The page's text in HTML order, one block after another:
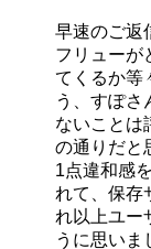
早速のご返
フリューが
てくるか等
う、すぽさ
ないことは
の通りだと
1点違和感
れて、保存
れ以上ユー
うに思いま